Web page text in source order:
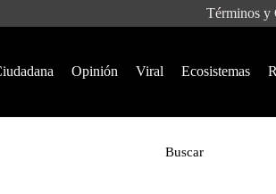
Términos y
Opinión Viral Ecosistemas
Buscar